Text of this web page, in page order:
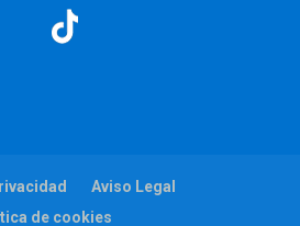
Aviso Legal
de cookies